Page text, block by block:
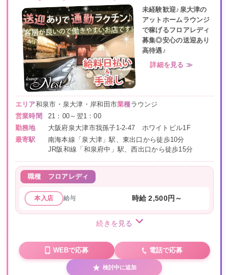
未経験歓迎♪泉大津の
アットホームラウンジ
で稼げるフロアレディ
募集◎安心の送迎あり
高待遇♪
詳細を見る ≫
エリア和泉市・泉大津・岸和田市業種ラウンジ
営業時間
21：00～翌1：00
勤務地
大阪府泉大津市我孫子1-2-47 ホワイトビル1F
最寄駅
南海本線「泉大津」駅、東出口から徒歩10分
JR阪和線「和泉府中」駅、西出口から徒歩15分
職種 フロアレディ
本入店 給与 時給 2,500円～
続きを見る
WEBで応募 電話で応募
検討中に追加